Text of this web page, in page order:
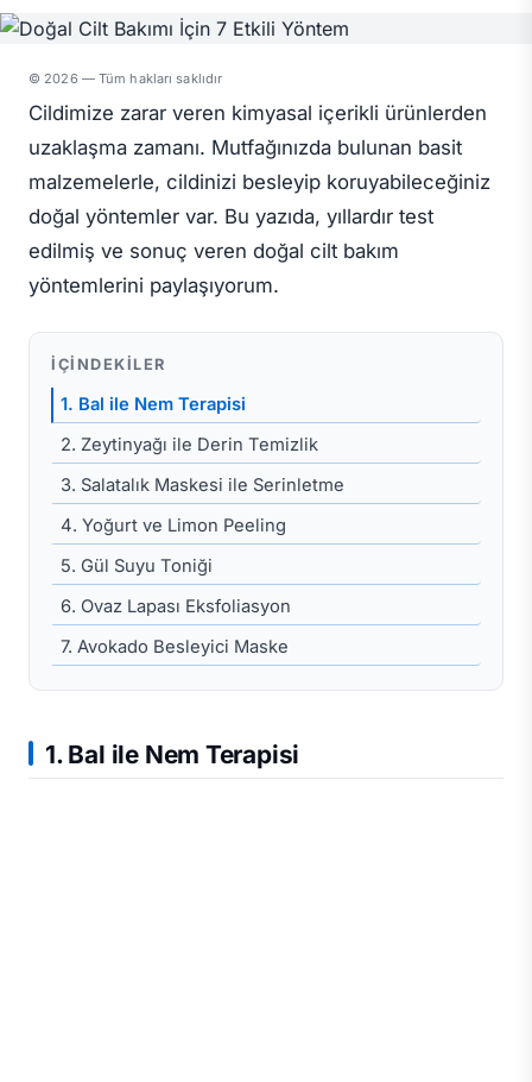
© 2026 — Tüm hakları saklıdır
Cildimize zarar veren kimyasal içerikli ürünlerden
uzaklaşma zamanı. Mutfağınızda bulunan basit
malzemelerle, cildinizi besleyip koruyabileceğiniz
doğal yöntemler var. Bu yazıda, yıllardır test
edilmiş ve sonuç veren doğal cilt bakım
yöntemlerini paylaşıyorum.
İÇINDEKILER
1. Bal ile Nem Terapisi
2. Zeytinyağı ile Derin Temizlik
3. Salatalık Maskesi ile Serinletme
4. Yoğurt ve Limon Peeling
5. Gül Suyu Toniği
6. Ovaz Lapası Eksfoliasyon
7. Avokado Besleyici Maske
1. Bal ile Nem Terapisi